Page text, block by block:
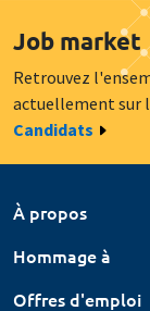
Job market
Retrouvez
actuellement sur
Candidats
À propos
Hommage à
Offres d'emploi